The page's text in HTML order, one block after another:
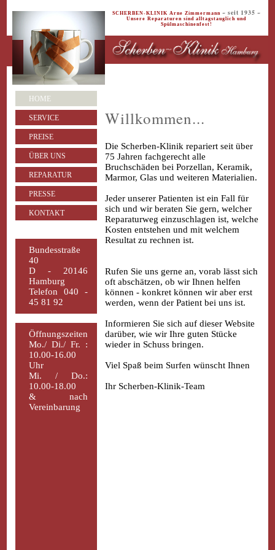
HOME
SERVICE
PREISE
ÜBER UNS
REPARATUR
PRESSE
KONTAKT
Bundesstraße
40
D - 20146
Hamburg
Telefon 040 -
45 81 92
Öffnungszeiten
Mo./ Di./ Fr. :
10.00-16.00
Uhr
Mi. / Do.:
10.00-18.00
& nach
Vereinbarung
SCHERBEN-KLINIK Arne Zimmermann ~ seit 1935 ~
Unsere Reparaturen sind alltagstauglich und
Spülmaschinenfest!
Willkommen...
Die Scherben-Klinik repariert seit über
75 Jahren fachgerecht alle
Bruchschäden bei Porzellan, Keramik,
Marmor, Glas und weiteren Materialien.
Jeder unserer Patienten ist ein Fall für
sich und wir beraten Sie gern, welcher
Reparaturweg einzuschlagen ist, welche
Kosten entstehen und mit welchem
Resultat zu rechnen ist.
Rufen Sie uns gerne an, vorab lässt sich
oft abschätzen, ob wir Ihnen helfen
können - konkret können wir aber erst
werden, wenn der Patient bei uns ist.
Informieren Sie sich auf dieser Website
darüber, wie wir Ihre guten Stücke
wieder in Schuss bringen.
Viel Spaß beim Surfen wünscht Ihnen
Ihr Scherben-Klinik-Team